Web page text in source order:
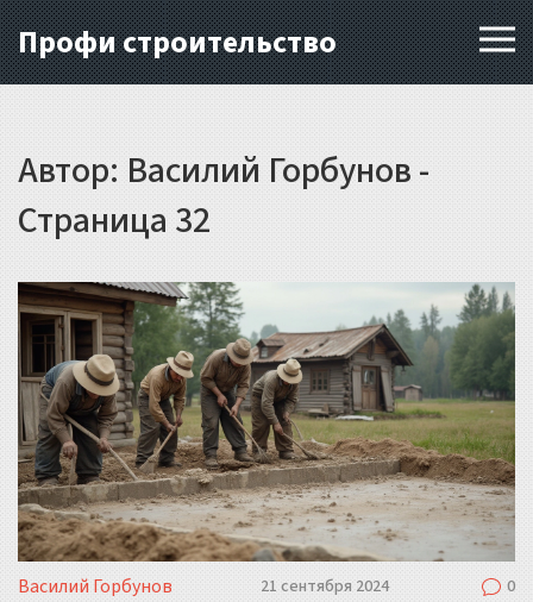
Профи строительство
Автор: Василий Горбунов -
Страница 32
Василий Горбунов 21 сентября 2024 0